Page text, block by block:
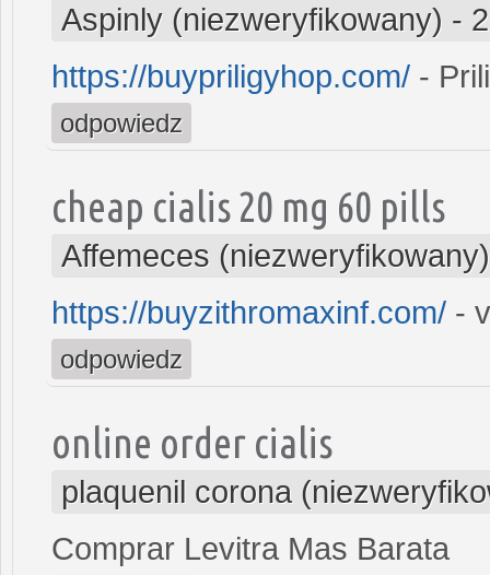
Aspinly (niezweryfikowany) -
https://buypriligyhop.com/ -
odpowiedz
cheap cialis 20 mg 60 pills
Affemeces (niezweryfikowany)
https://buyzithromaxinf.com/ -
odpowiedz
online order cialis
plaquenil corona
Comprar Levitra Mas Barata